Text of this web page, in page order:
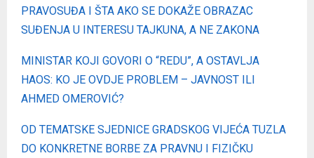
PRAVOSUĐA I ŠTA AKO SE DOKAŽE OBRAZAC
SUĐENJA U INTERESU TAJKUNA, A NE ZAKONA
MINISTAR KOJI GOVORI O “REDU”, A OSTAVLJA
HAOS: KO JE OVDJE PROBLEM – JAVNOST ILI
AHMED OMEROVIĆ?
OD TEMATSKE SJEDNICE GRADSKOG VIJEĆA TUZLA
DO KONKRETNE BORBE ZA PRAVNU I FIZIČKU